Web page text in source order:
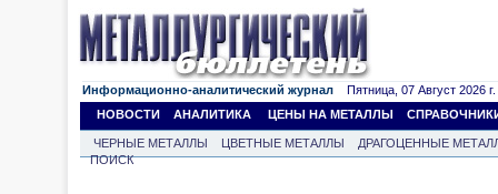
Информационно-аналитический журнал Пятница, 07 Август 2026 г.
НОВОСТИ
АНАЛИТИКА ЦЕНЫ НА МЕТАЛЛЫ
ЧЕРНЫЕ МЕТАЛЛЫ ЦВЕТНЫЕ МЕТАЛЛЫ
ДРАГОЦЕННЫЕ
ПОИСК